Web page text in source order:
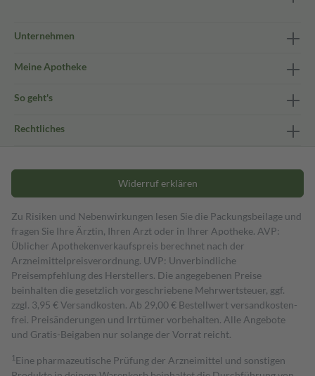
Unternehmen
Meine Apotheke
So geht's
Rechtliches
Widerruf erklären
Zu Risiken und Nebenwirkungen lesen Sie die Packungsbeilage und
fragen Sie Ihre Ärztin, Ihren Arzt oder in Ihrer Apotheke. AVP:
Üblicher Apothekenverkaufspreis berechnet nach der
Arzneimittelpreisverordnung. UVP: Unverbindliche
Preisempfehlung des Herstellers. Die angegebenen Preise
beinhalten die gesetzlich vorgeschriebene Mehrwertsteuer, ggf.
zzgl. 3,95 € Versandkosten. Ab 29,00 € Bestell­wert versand­kosten­
frei. Preisänderungen und Irrtümer vorbehalten. Alle Angebote
und Gratis-Beigaben nur solange der Vorrat reicht.
1 Eine pharmazeutische Prüfung der Arzneimittel und sonstigen